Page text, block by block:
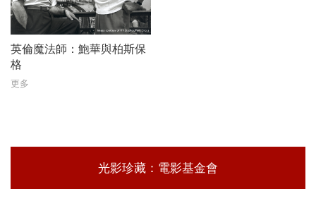
英倫魔法師：鮑華與柏斯保
格
更多
光影珍藏：電影基金會